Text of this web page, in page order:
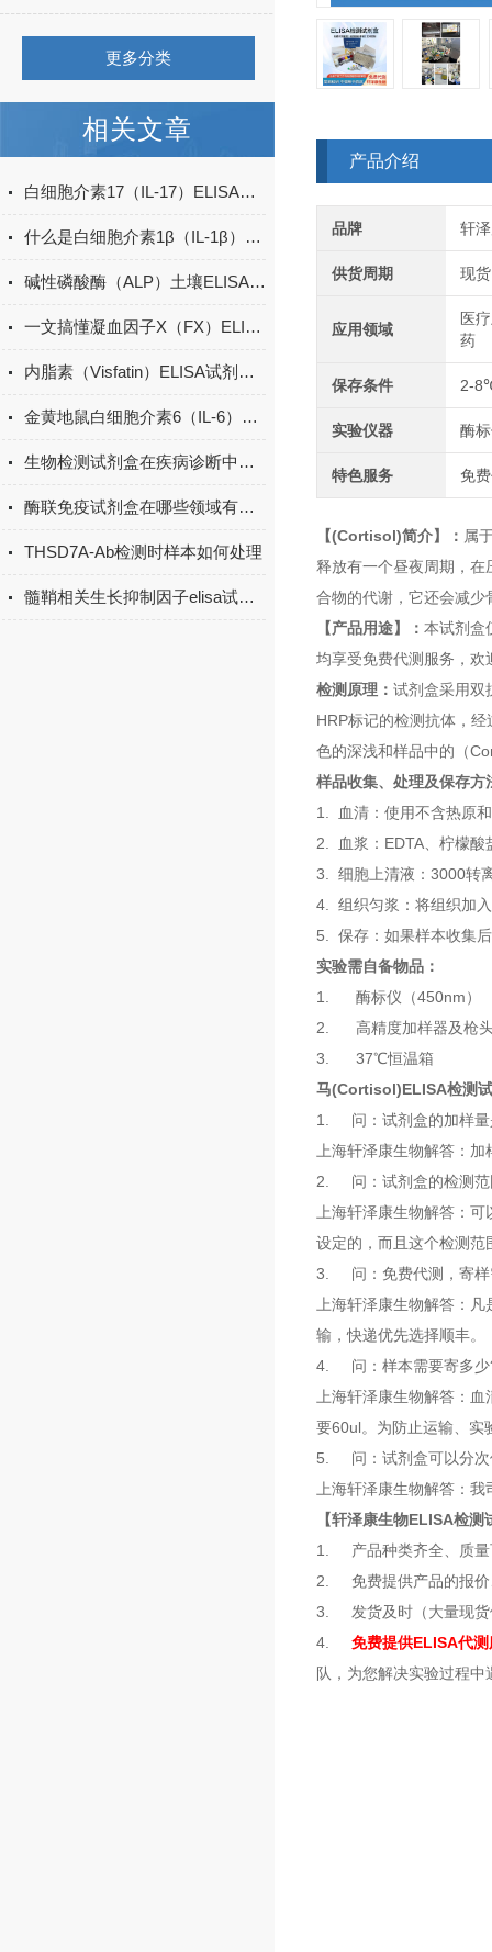
更多分类
相关文章
白细胞介素17（IL-17）ELISA试剂盒的特点及优势
什么是白细胞介素1β（IL-1β）ELISA试剂盒？
碱性磷酸酶（ALP）土壤ELISA的操作方法
一文搞懂凝血因子X（FX）ELISA试剂盒的特点
内脂素（Visfatin）ELISA试剂盒的特点与优势
金黄地鼠白细胞介素6（IL-6）ELISA检测试剂盒说明书
生物检测试剂盒在疾病诊断中的重要性
酶联免疫试剂盒在哪些领域有广泛应用？
THSD7A-Ab检测时样本如何处理
髓鞘相关生长抑制因子elisa试剂盒原理
产品介绍
品牌 轩
供货周期 现货
应用领域
医
药
保存条件 2-
实验仪器 酶
特色服务 免
【(Cortisol)简介】： 属
释放有一个昼夜周期，
合物的代谢，它还会减少
【产品用途】： 本试剂盒
均享受免费代测服务，欢
检测原理： 试剂盒采用双
HRP标记的检测抗体，
色的深浅和样品中的（
样品收集、处理及保存方
1. 血清：使用不含热原
2. 血浆：EDTA、柠檬酸
3. 细胞上清液：3000转
4. 组织匀浆：将组织加
5. 保存：如果样本收集
实验需自备物品：
1. 酶标仪（450nm）
2. 高精度加样器及枪头
3. 37℃恒温箱
马(Cortisol)ELISA检测
1. 问：试剂盒的加样量
上海轩泽康生物解答：
2. 问：试剂盒的检测范
上海轩泽康生物解答：
设定的，而且这个检测
3. 问：免费代测，寄样
上海轩泽康生物解答：
输，快递优先选择顺丰。
4. 问：样本需要寄多少
上海轩泽康生物解答：
要60ul。为防止运输、实
5. 问：试剂盒可以分次
上海轩泽康生物解答：
【轩泽康生物ELISA检
1. 产品种类齐全、质量
2. 免费提供产品的报价
3. 发货及时（大量现货
4. 免费提供ELISA代测
队，为您解决实验过程中